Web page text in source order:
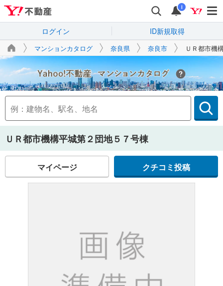
i
ログイン ID新規取得
マンションカタログ 奈良県 奈良市 ＵＲ都市機
Yahoo!不動産
ＵＲ都市機構平城第２団地５７号棟
マイページ クチコミ投稿